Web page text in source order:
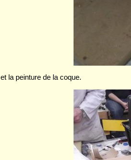
et la peinture de la coque.